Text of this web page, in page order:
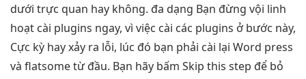
dưới trực quan hay không. đa dạng Bạn đừng vội linh
hoạt cài plugins ngay, vì việc cài các plugins ở bước này,
Cực kỳ hay xảy ra lỗi, lúc đó bạn phải cài lại Word press
và flatsome từ đầu. Bạn hãy bấm Skip this step để bỏ